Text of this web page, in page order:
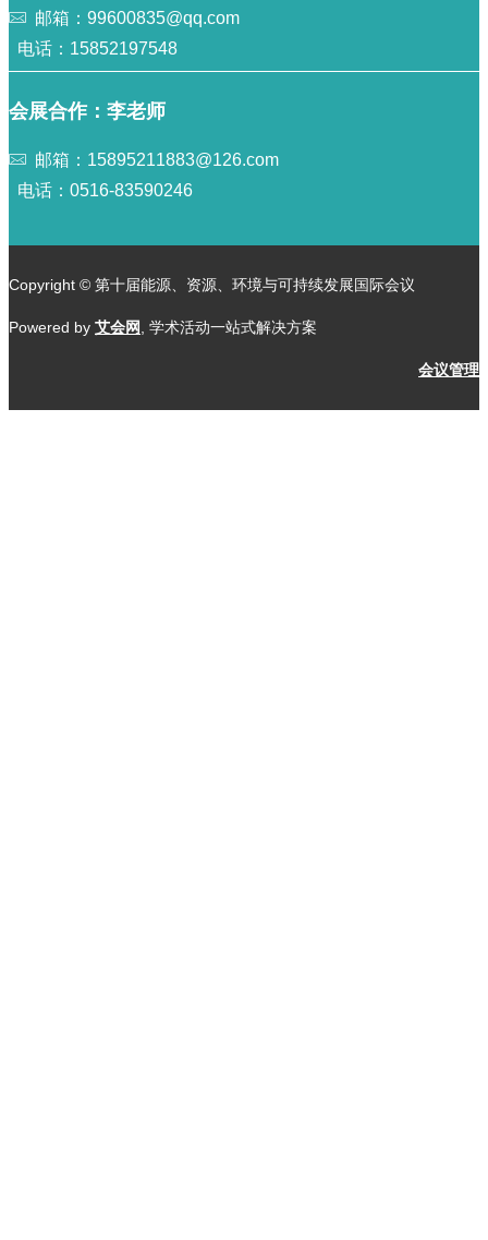
邮箱：99600835@qq.com
电话：15852197548
会展合作：李老师
邮箱：15895211883@126.com
电话：0516-83590246
Copyright © 第十届能源、资源、环境与可持续发展国际会议
Powered by 艾会网 , 学术活动一站式解决方案
会议管理